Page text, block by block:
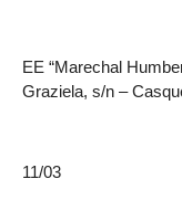
EE “Marechal
Graziela, s/n –
11/03